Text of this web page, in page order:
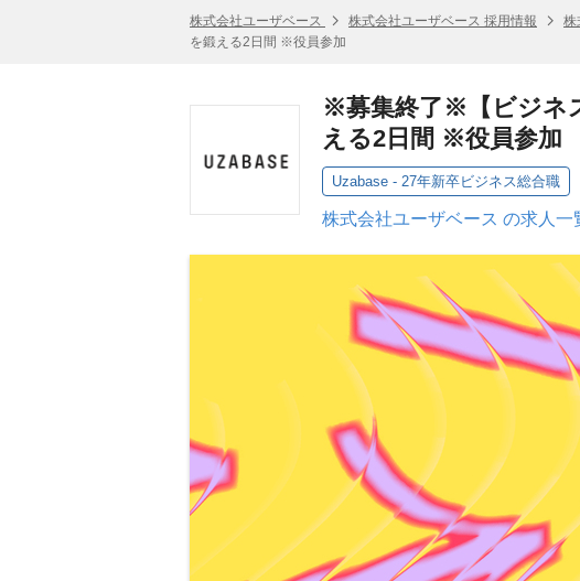
株式会社ユーザベース 株式会社ユーザベース 採用情報 株
を鍛える2日間 ※役員参加
※募集終了※【ビジネ
える2日間 ※役員参加
Uzabase - 27年新卒ビジネス総合職
株式会社ユーザベース の求人一